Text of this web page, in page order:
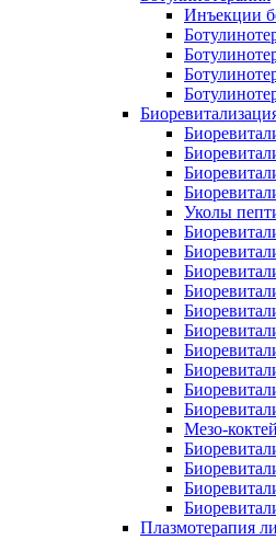
Инъекции
Уколы
Мезо-
Плазмотерапия